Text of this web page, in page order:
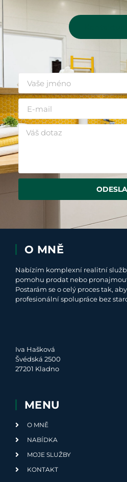
O MNĚ
Nabízím komplexní realitní
pomohu prodat nebo
Postarám se o celý proces tak,
profesionální spolupráce bez
Iva Hašková
Švédská 2500
27201 Kladno
MENU
O MNĚ
NABÍDKA
MOJE SLUŽBY
KONTAKT